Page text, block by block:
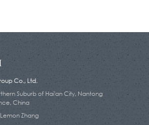
Co., Ltd.
Suburb of Hai'an City, Nantong
China
Lemon Zhang